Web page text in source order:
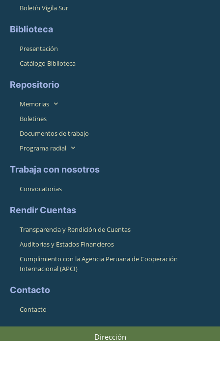
Boletín Vigila Sur
Biblioteca
Presentación
Catálogo Biblioteca
Repositorio
Memorias
Boletines
Documentos de trabajo
Programa radial
Trabaja con nosotros
Convocatorias
Rendir Cuentas
Transparencia y Rendición de Cuentas
Auditorías y Estados Financieros
Cumplimiento con la Agencia Peruana de Cooperación
Internacional (APCI)
Contacto
Contacto
Dirección